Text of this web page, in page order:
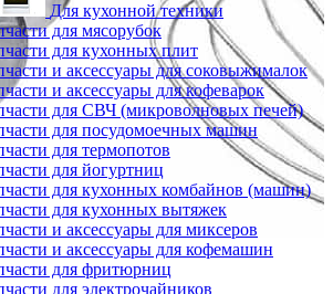
Для кухонной техники
для мясорубок
для кухонных плит
и аксессуары для соковыжималок
и аксессуары для кофеварок
для СВЧ (микроволновых печей)
для посудомоечных машин
для термопотов
для йогуртниц
для кухонных комбайнов (машин)
для кухонных вытяжек
и аксессуары для миксеров
и аксессуары для кофемашин
для фритюрниц
для электрочайников